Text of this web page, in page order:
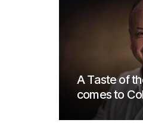
A Taste of
comes to